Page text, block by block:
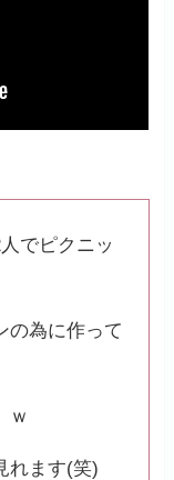
でピクニッ
の為に作って
ｗ
れます(笑)